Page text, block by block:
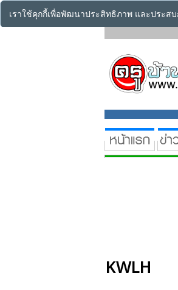
เราใช้คุกกี้เพื่อพัฒนาประสิทธิภาพ และประส
KWLH